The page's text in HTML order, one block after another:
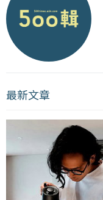
最新文章